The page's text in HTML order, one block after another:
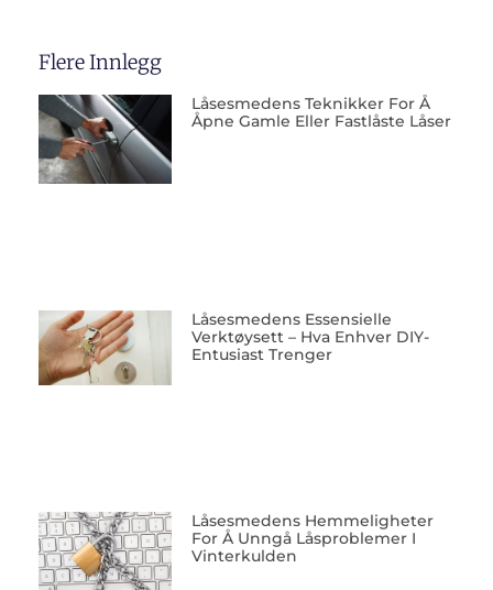
Flere Innlegg
Låsesmedens Teknikker For Å
Åpne Gamle Eller Fastlåste Låser
Låsesmedens Essensielle
Verktøysett – Hva Enhver DIY-
Entusiast Trenger
Låsesmedens Hemmeligheter
For Å Unngå Låsproblemer I
Vinterkulden